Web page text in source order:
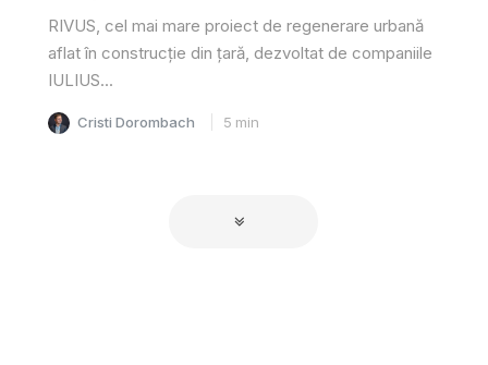
RIVUS, cel mai mare proiect de regenerare urbană
aflat în construcție din țară, dezvoltat de companiile
IULIUS...
Cristi Dorombach 5 min